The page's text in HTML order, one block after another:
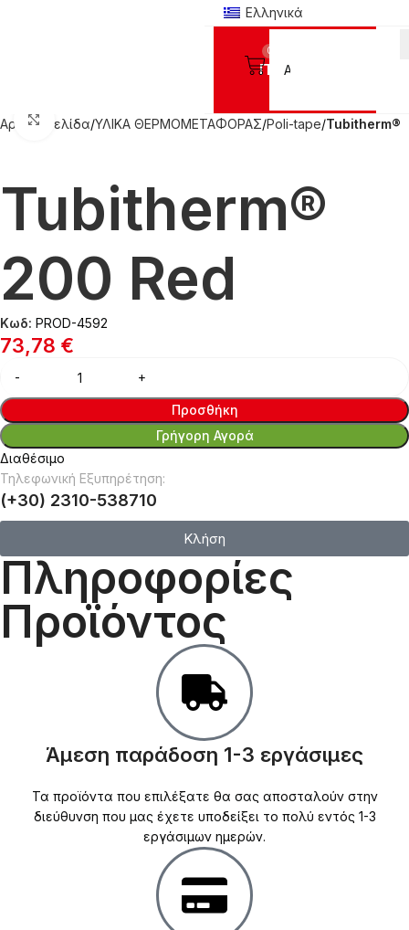
Ελληνικά
Προϊόντα
0
Αρχική σελίδα ΥΛΙΚΑ ΘΕΡΜΟΜΕΤΑΦΟΡΑΣ Poli-tape Tubitherm®
Click to enlarge
Tubitherm®
200 Red
Κωδ: PROD-4592
73,78 €
Προσθήκη
Γρήγορη Αγορά
Διαθέσιμο
Τηλεφωνική Εξυπηρέτηση:
(+30) 2310-538710
Κλήση
Πληροφορίες
Προϊόντος
Άμεση παράδοση 1-3 εργάσιμες
Τα προϊόντα που επιλέξατε θα σας αποσταλούν στην
διεύθυνση που μας έχετε υποδείξει το πολύ εντός 1-3
εργάσιμων ημερών.